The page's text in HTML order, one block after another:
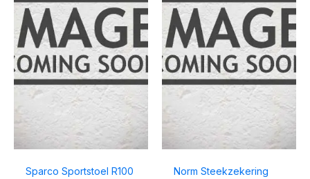
Sparco Sportstoel R100
Norm Steekzekering